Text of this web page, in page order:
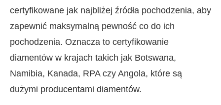
certyfikowane jak najbliżej źródła pochodzenia, aby
zapewnić maksymalną pewność co do ich
pochodzenia. Oznacza to certyfikowanie
diamentów w krajach takich jak Botswana,
Namibia, Kanada, RPA czy Angola, które są
dużymi producentami diamentów.